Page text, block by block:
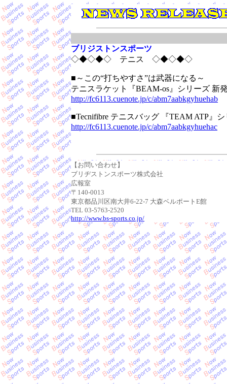
ブリジストンスポーツ
◇◆◇◆◇ テニス ◇◆◇◆◇
■～この“打ちやすさ”は武器になる～
テニスラケット『BEAM-os』シリーズ 新
http://fc6113.cuenote.jp/c/abm7aabkgyhuehab
■Tecnifibre テニスバッグ 『TEAM ATP』
http://fc6113.cuenote.jp/c/abm7aabkgyhuehac
【お問い合わせ】
ブリヂストンスポーツ株式会社
広報室
〒140-0013
東京都品川区南大井6-22-7 大森ベルポートE館
TEL 03-5763-2520
http://www.bs-sports.co.jp/